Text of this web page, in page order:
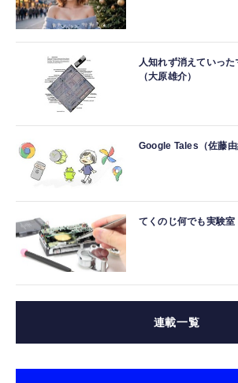
人知れず消えていっ
（大原雄介）
Google Tales（佐藤由
てくのじ何でも実験室
連載一覧